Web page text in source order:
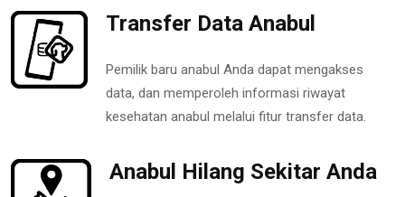
Transfer Data Anabul
Pemilik baru anabul Anda dapat mengakses
data, dan memperoleh informasi riwayat
kesehatan anabul melalui fitur transfer data.
Anabul Hilang Sekitar Anda